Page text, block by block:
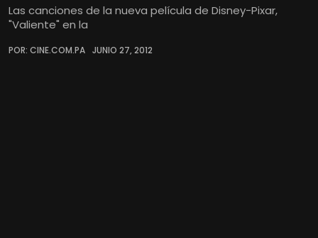
Las canciones de la nueva película de Disney-Pixar,
"Valiente" en la
POR: CINE.COM.PA JUNIO 27, 2012